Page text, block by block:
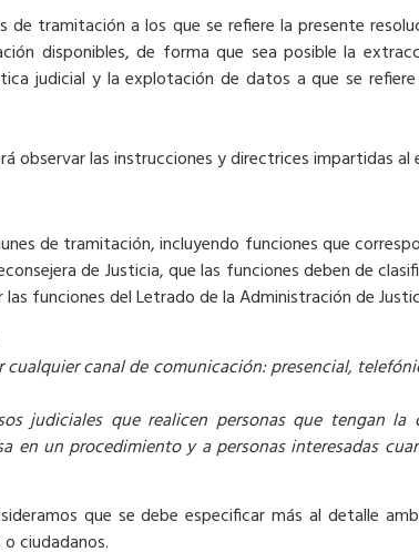
de tramitación a los que se refiere la presente
disponibles, de forma que sea posible la
judicial y la explotación de datos a que se
observar las instrucciones y directrices impartidas
de tramitación, incluyendo funciones que
de Justicia, que las funciones deben de
funciones del Letrado de la Administración de
canal de comunicación: presencial,
judiciales que realicen personas que tengan la
en un procedimiento y a personas interesadas
que se debe especificar más al detalle
ciudadanos.